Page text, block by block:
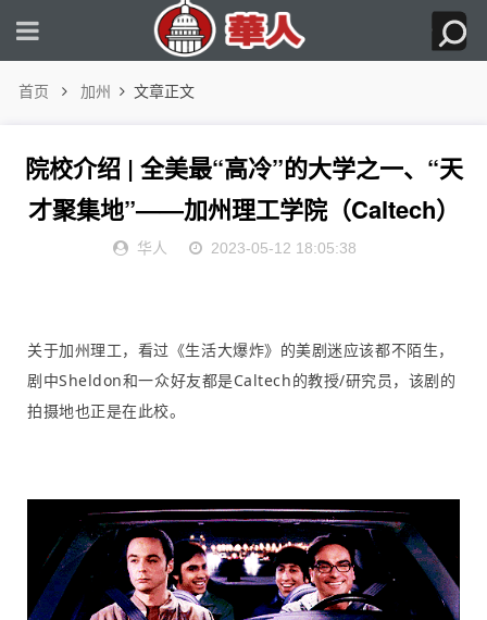
首页 加州 文章正文
院校介绍 | 全美最“高冷”的大学之一、“天
才聚集地”——加州理工学院（Caltech）
华人 2023-05-12 18:05:38
关于加州理工，看过《生活大爆炸》的美剧迷应该都不陌生，
剧中Sheldon和一众好友都是Caltech的教授/研究员，该剧的
拍摄地也正是在此校。